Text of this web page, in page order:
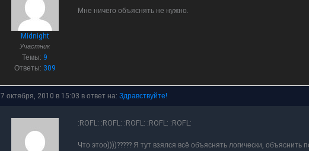
Midnight
Участник
Темы: 9
Ответы: 309
Мне ничего объяснять не нужно.
7 октября, 2010 в 15:03 в ответ на: Здравствуйте!
:ROFL: :ROFL: :ROFL: :ROFL: :ROFL:
Что этоо))))????? Я тут взялся всё объяснять логически, объяснить